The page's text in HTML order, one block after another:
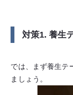
対策1. 養生
では、まず養生テ
ましょう。